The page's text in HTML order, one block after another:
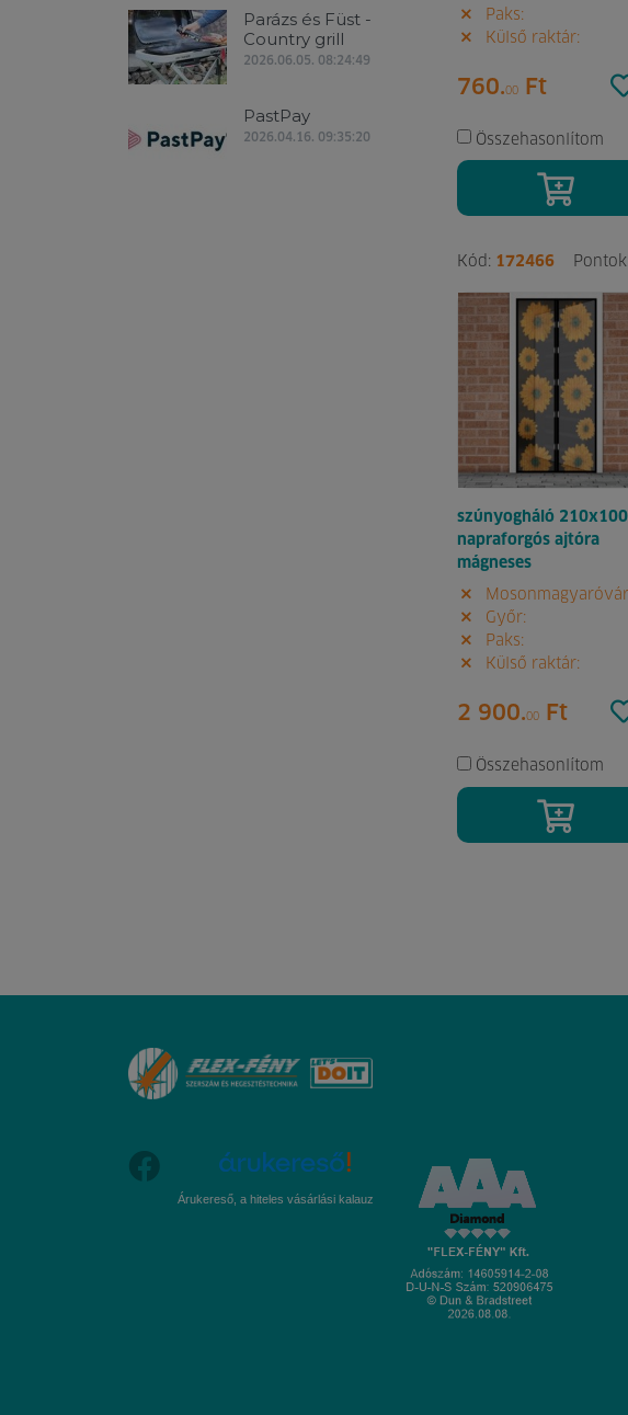
Parázs és Füst -
Country grill
2026.06.05. 08:24:49
PastPay
2026.04.16. 09:35:20
Paks:
Külső raktár:
760.00 Ft
Összehasonlítom
Kód: 172466 Pontok:
szúnyogháló
napraforgós ajtóra
mágneses
Győr:
Paks:
Külső raktár:
2 900.00 Ft
Összehasonlítom
Árukereső, a hiteles vásárlási kalauz